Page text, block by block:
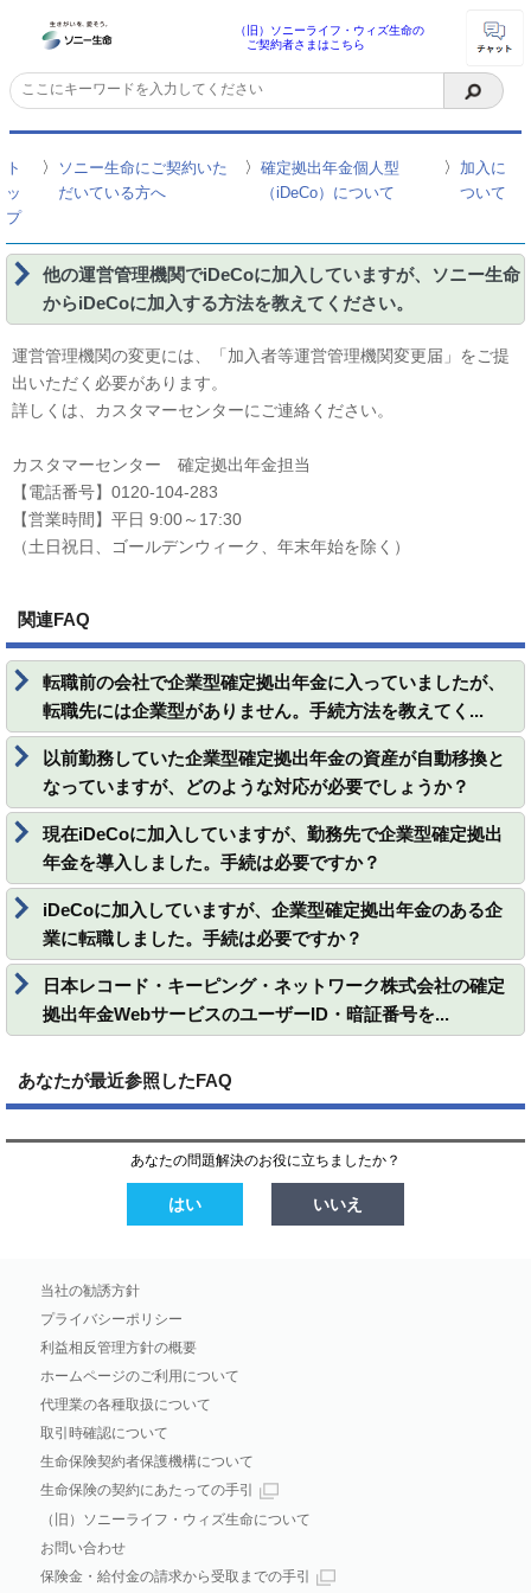
（旧）ソニーライフ・ウィズ生命の
ご契約者さまはこちら
ト
ッ
プ
〉
ソニー生命にご契約いた
だいている方へ
〉 確定拠出年金個人型
（iDeCo）について
〉
加入に
ついて
他の運営管理機関でiDeCoに加入していますが、ソニー生命
からiDeCoに加入する方法を教えてください。
運営管理機関の変更には、「加入者等運営管理機関変更届」をご提
出いただく必要があります。
詳しくは、カスタマーセンターにご連絡ください。
カスタマーセンター 確定拠出年金担当
【電話番号】0120-104-283
【営業時間】平日 9:00～17:30
（土日祝日、ゴールデンウィーク、年末年始を除く）
関連FAQ
転職前の会社で企業型確定拠出年金に入っていましたが、
転職先には企業型がありません。手続方法を教えてく...
以前勤務していた企業型確定拠出年金の資産が自動移換と
なっていますが、どのような対応が必要でしょうか？
現在iDeCoに加入していますが、勤務先で企業型確定拠出
年金を導入しました。手続は必要ですか？
iDeCoに加入していますが、企業型確定拠出年金のある企
業に転職しました。手続は必要ですか？
日本レコード・キーピング・ネットワーク株式会社の確定
拠出年金WebサービスのユーザーID・暗証番号を...
あなたが最近参照したFAQ
あなたの問題解決のお役に立ちましたか？
はい いいえ
当社の勧誘方針
プライバシーポリシー
利益相反管理方針の概要
ホームページのご利用について
代理業の各種取扱について
取引時確認について
生命保険契約者保護機構について
生命保険の契約にあたっての手引
（旧）ソニーライフ・ウィズ生命について
お問い合わせ
保険金・給付金の請求から受取までの手引